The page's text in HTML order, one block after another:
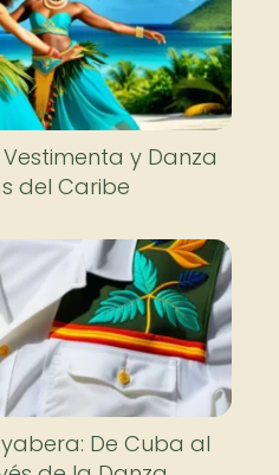
y Danza
del Caribe
De Cuba al